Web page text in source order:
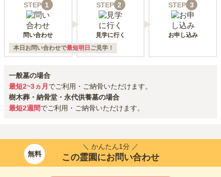
STEP 1
問い合わせ
STEP 2
見学に行く
STEP 3
お申し込み
本日お問い合わせで最短明日 ご見学！
一般墓の場合
最短2~3ヵ月 でご利用・ご納骨いただけます。
樹木葬・納骨堂・永代供養墓の場合
最短2週間でご利用・ご納骨いただけます。
無料
＼ かんたん1分 ／
この霊園にお問い合わせ